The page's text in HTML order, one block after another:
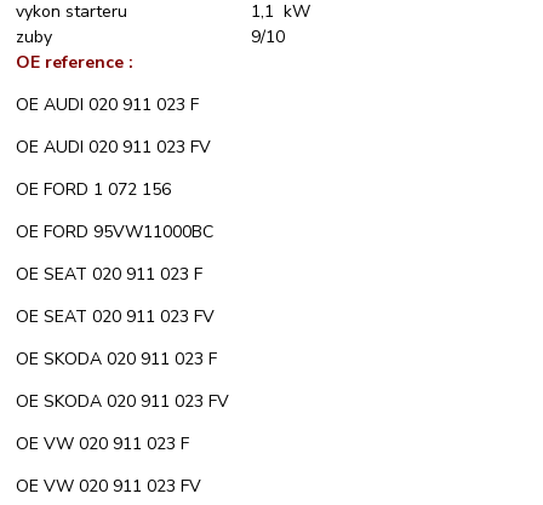
vykon starteru
1,1 kW
zuby
9/10
OE reference :
OE AUDI 020 911 023 F
OE AUDI 020 911 023 FV
OE FORD 1 072 156
OE FORD 95VW11000BC
OE SEAT 020 911 023 F
OE SEAT 020 911 023 FV
OE SKODA 020 911 023 F
OE SKODA 020 911 023 FV
OE VW 020 911 023 F
OE VW 020 911 023 FV